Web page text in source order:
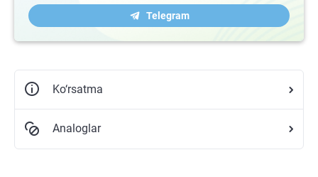
Telegram
Ko‘rsatma
Analoglar